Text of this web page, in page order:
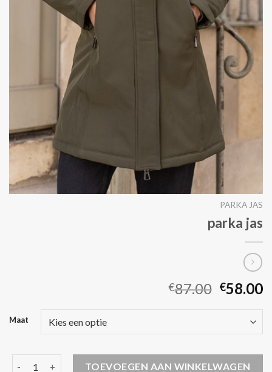
PARKA JAS
parka jas
€87.00 €58.00
Maat
TOEVOEGEN AAN WINKELWAGEN